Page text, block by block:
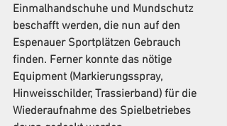
Einmalhandschuhe und Mundschutz
beschafft werden, die nun auf den
Espenauer Sportplätzen Gebrauch
finden. Ferner konnte das nötige
Equipment (Markierungsspray,
Hinweisschilder, Trassierband) für die
Wiederaufnahme des Spielbetriebes